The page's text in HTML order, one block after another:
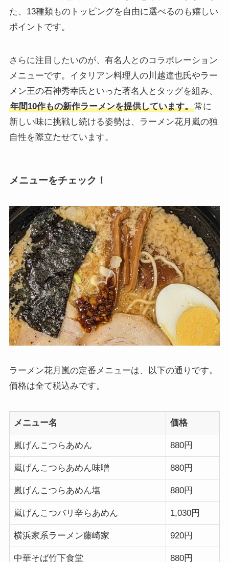
た、13種類ものトッピングを自由に選べるのも嬉しい
ポイントです。
さらに注目したいのが、有名人とのコラボレーション
メニューです。イタリアン料理人の川越達也氏やラー
メン王の石神秀幸氏といった著名人とタッグを組み、
年間10作もの新作ラーメンを提供しています。常に
新しい味に挑戦し続ける姿勢は、ラーメン花月嵐の独
自性を際立たせています。
メニューをチェック！
ラーメン花月嵐の定番メニューは、以下の通りです。
価格は全て税込みです。
メニュー名 価格
嵐げんこつらあめん 880円
嵐げんこつらあめん味噌 880円
嵐げんこつらあめん塩 880円
嵐げんこつバリ辛らあめん 1,030円
横浜家系ラーメン藤崎家 920円
中華そば竹下食堂 880円